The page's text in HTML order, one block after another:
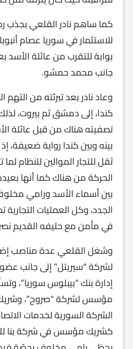
كما ساهم نادر القلعي بجذب
للاستثمار في سوريا عصام
بوابة للتقرب من عائلة الأسد
جانب محمد حمشو.
وعاد نادر بعد تبرئته من
كندا، إلى دمشق ثم بيروت،
تصفيته هناك من قبل عائلة
بينه وبين كندا رواية ضعيفة،
ثقل للتجار الموالين للنظام
الحركة من هناك كما أنها
بين أسماء الأسد ورامي
الجدد، وكل العمليات
في مأمن مع حليفه القديم نصر
وشغل القلعي عدة مناصب
لشركة “سيريتل” إلى جانب
إدارة بنك “بيبلوس سوريا”،
مؤسس لشركة “صروح”،
الشركة السورية لخدمات
كشريك مؤسس في شركة بنا